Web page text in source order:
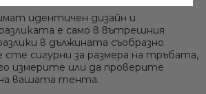
Ние ще се свържем с вас в
идентичен дизайн и
е само в вътрешния
в дължината съобразно
сте сигурни за размера на тръбата,
измерите или да проверите
вашата тента.